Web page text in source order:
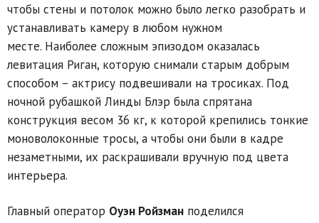
чтобы стены и потолок можно было легко разобрать и
устанавливать камеру в любом нужном
месте. Наиболее сложным эпизодом оказалась
левитация Риган, которую снимали старым добрым
способом – актрису подвешивали на тросиках. Под
ночной рубашкой Линды Блэр была спрятана
конструкция весом 36 кг, к которой крепились тонкие
моноволоконные тросы, а чтобы они были в кадре
незаметными, их раскрашивали вручную под цвета
интерьера.
Главный оператор Оуэн Ройзман поделился